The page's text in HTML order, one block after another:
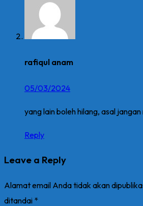
rafiqul anam
05/03/2024
yang lain boleh hilang, asal
Reply
Leave a Reply
Alamat email Anda tidak akan
ditandai *